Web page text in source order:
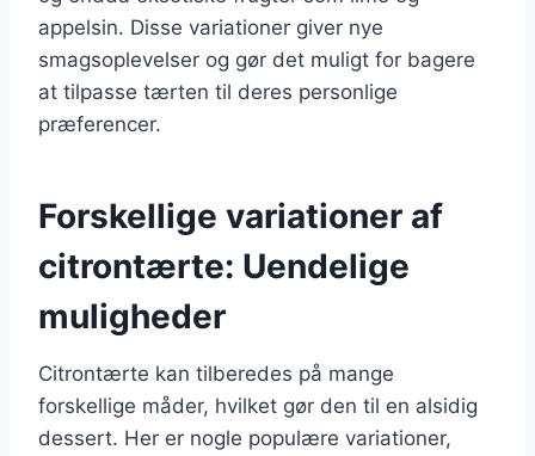
appelsin. Disse variationer giver nye
smagsoplevelser og gør det muligt for bagere
at tilpasse tærten til deres personlige
præferencer.
Forskellige variationer af
citrontærte: Uendelige
muligheder
Citrontærte kan tilberedes på mange
forskellige måder, hvilket gør den til en alsidig
dessert. Her er nogle populære variationer,